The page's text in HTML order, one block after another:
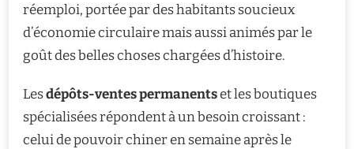
réemploi, portée par des habitants soucieux
d’économie circulaire mais aussi animés par le
goût des belles choses chargées d’histoire.
Lesdépôts-ventes permanentset les boutiques
spécialisées répondent à un besoin croissant :
celui de pouvoir chiner en semaine après le